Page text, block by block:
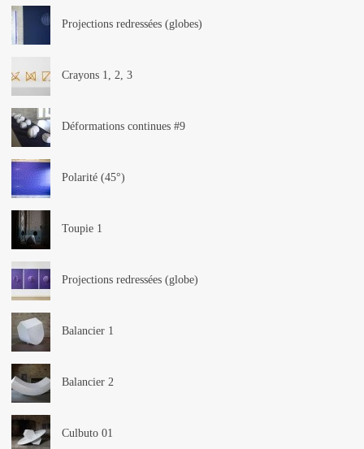
Projections redressées (globes)
Crayons 1, 2, 3
Déformations continues #9
Polarité (45°)
Toupie 1
Projections redressées (globe)
Balancier 1
Balancier 2
Culbuto 01